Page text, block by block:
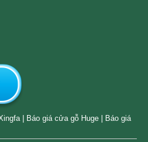
| Báo giá cửa gỗ Huge | Báo giá